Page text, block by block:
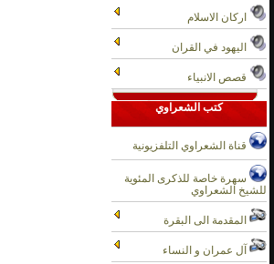
اركان الاسلام
اليهود في القران
قصص الانبياء
كتب الشعراوي
قناة الشعراوي التلفزيونية
سهرة خاصة للذكرى المئوية
للشيخ الشعراوي
المقدمة الى البقرة
آل عمران و النساء